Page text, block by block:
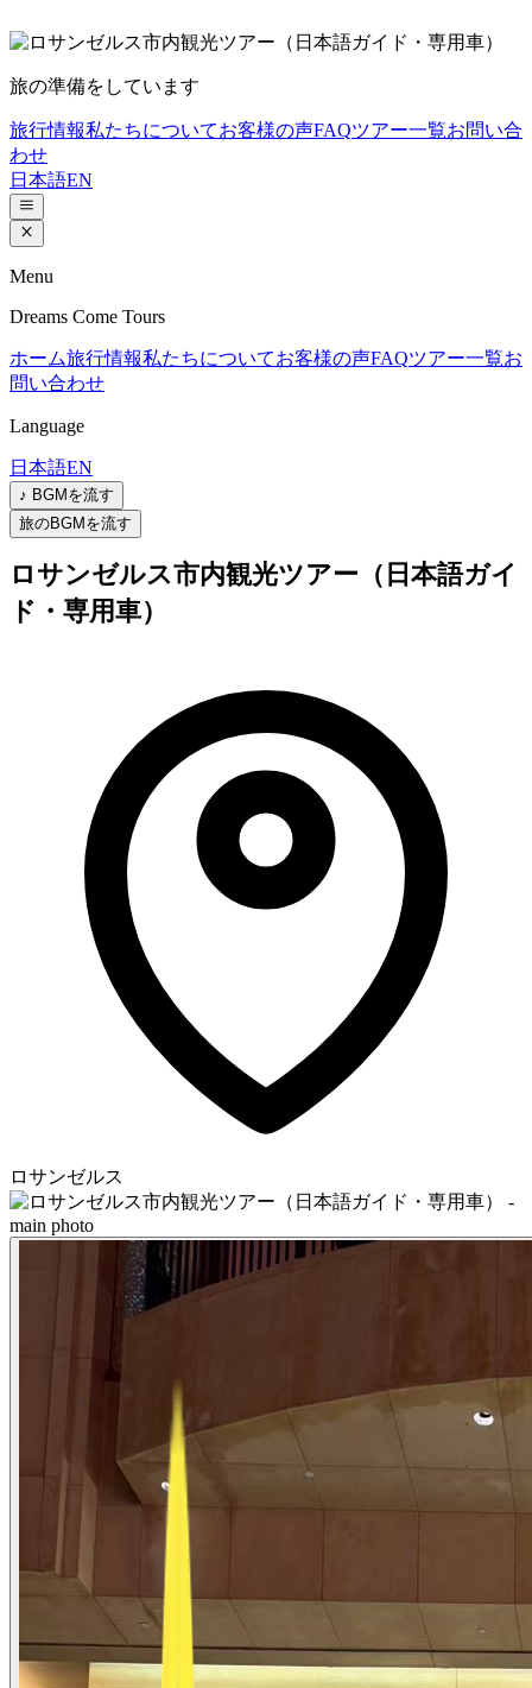
旅の準備をしています
旅行情報私たちについてお客様の声FAQツアー一覧お問い合
わせ
日本語EN
Menu
Dreams Come Tours
ホーム旅行情報私たちについてお客様の声FAQツアー一覧お
問い合わせ
Language
日本語EN
♪ BGMを流す
旅のBGMを流す
ロサンゼルス市内観光ツアー（日本語ガイ
ド・専用車）
ロサンゼルス